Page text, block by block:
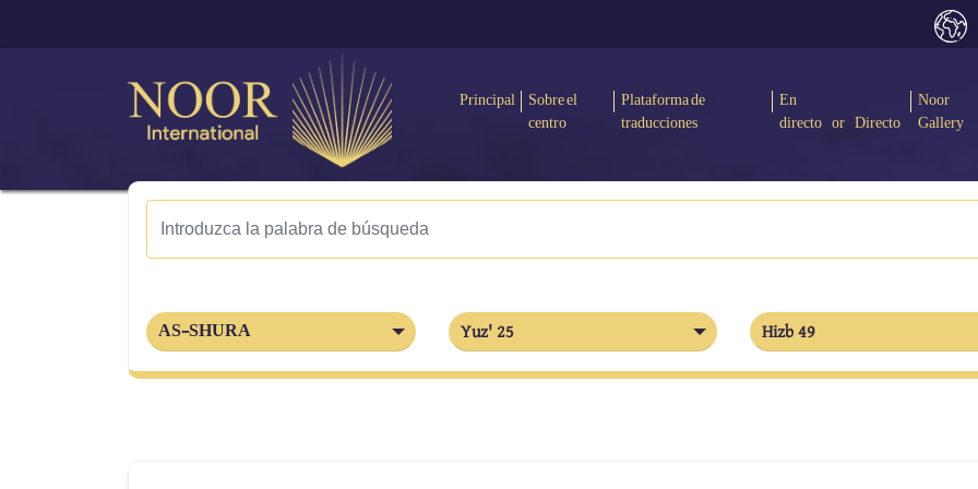
Principal
Sobre el
centro
Plataforma de
traducciones
En
directo or Directo
Noor
Gallery
AS-SHURA Yuz' 25 Hizb 49